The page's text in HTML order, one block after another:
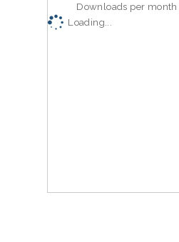
Downloads per month
Loading...